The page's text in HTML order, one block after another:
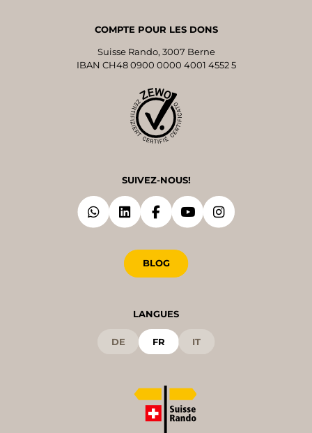
COMPTE POUR LES DONS
Suisse Rando, 3007 Berne
IBAN CH48 0900 0000 4001 4552 5
SUIVEZ-NOUS!
BLOG
LANGUES
DE FR IT